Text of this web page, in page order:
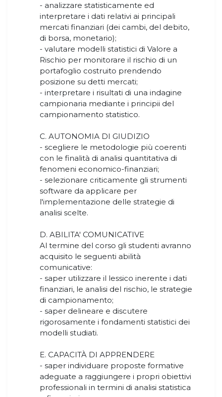
- analizzare statisticamente ed
interpretare i dati relativi ai principali
mercati finanziari (dei cambi, del debito,
di borsa, monetario);
- valutare modelli statistici di Valore a
Rischio per monitorare il rischio di un
portafoglio costruito prendendo
posizione su detti mercati;
- interpretare i risultati di una indagine
campionaria mediante i principii del
campionamento statistico.
C. AUTONOMIA DI GIUDIZIO
- scegliere le metodologie più coerenti
con le finalità di analisi quantitativa di
fenomeni economico-finanziari;
- selezionare criticamente gli strumenti
software da applicare per
l'implementazione delle strategie di
analisi scelte.
D. ABILITA' COMUNICATIVE
Al termine del corso gli studenti avranno
acquisito le seguenti abilità
comunicative:
- saper utilizzare il lessico inerente i dati
finanziari, le analisi del rischio, le strategie
di campionamento;
- saper delineare e discutere
rigorosamente i fondamenti statistici dei
modelli studiati.
E. CAPACITÀ DI APPRENDERE
- saper individuare proposte formative
adeguate a raggiungere i propri obiettivi
professionali in termini di analisi statistica